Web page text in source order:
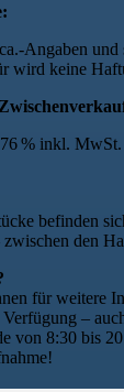
Angaben und
wird keine
% inkl. MwSt.
befinden
zwischen den
für weitere
–
von 8:30 bis